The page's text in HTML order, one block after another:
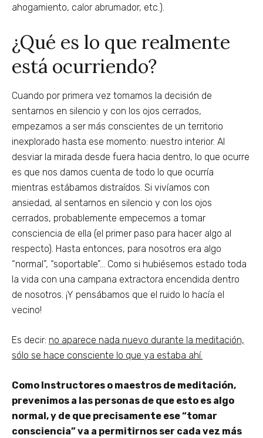
ahogamiento, calor abrumador, etc.).
¿Qué es lo que realmente
está ocurriendo?
Cuando por primera vez tomamos la decisión de
sentarnos en silencio y con los ojos cerrados,
empezamos a ser más conscientes de un territorio
inexplorado hasta ese momento: nuestro interior. Al
desviar la mirada desde fuera hacia dentro, lo que ocurre
es que nos damos cuenta de todo lo que ocurría
mientras estábamos distraídos. Si vivíamos con
ansiedad, al sentarnos en silencio y con los ojos
cerrados, probablemente empecemos a tomar
consciencia de ella (el primer paso para hacer algo al
respecto). Hasta entonces, para nosotros era algo
“normal”, “soportable”… Como si hubiésemos estado toda
la vida con una campana extractora encendida dentro
de nosotros. ¡Y pensábamos que el ruido lo hacía el
vecino!
Es decir: no aparece nada nuevo durante la meditación,
sólo se hace consciente lo que ya estaba ahí.
Como Instructores o maestros de meditación,
prevenimos a las personas de que esto es algo
normal, y de que precisamente ese “tomar
consciencia” va a permitirnos ser cada vez más